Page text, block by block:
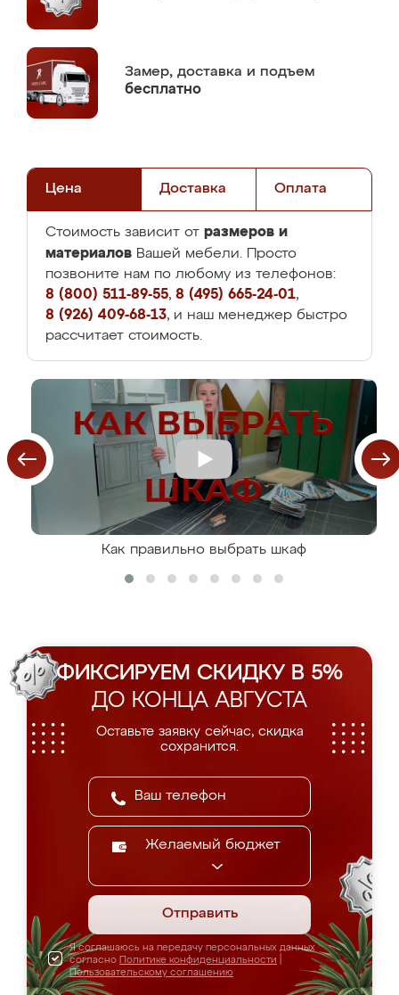
Замер, доставка и подъем
бесплатно
Цена Доставка Оплата
Стоимость зависит от размеров и
материалов Вашей мебели. Просто
позвоните нам по любому из телефонов:
8 (800) 511-89-55, 8 (495) 665-24-01,
8 (926) 409-68-13, и наш менеджер быстро
рассчитает стоимость.
Как правильно выбрать шкаф
ФИКСИРУЕМ СКИДКУ В 5%
ДО КОНЦА АВГУСТА
Оставьте заявку сейчас, скидка
сохранится.
Желаемый бюджет
Отправить
Я соглашаюсь на передачу персональных данных
согласно Политике конфиденциальности
Пользовательскому соглашению